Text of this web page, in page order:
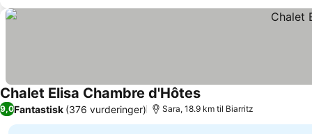
Chalet Elisa Chambre d'HôtesSe priser
9,0Fantastisk (376 vurderinger) Sara, 18.9 km til Biarritz